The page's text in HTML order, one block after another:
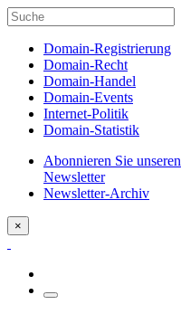
Domain-Registrierung
Domain-Recht
Domain-Handel
Domain-Events
Internet-Politik
Domain-Statistik
Abonnieren Sie unseren
Newsletter
Newsletter-Archiv
×